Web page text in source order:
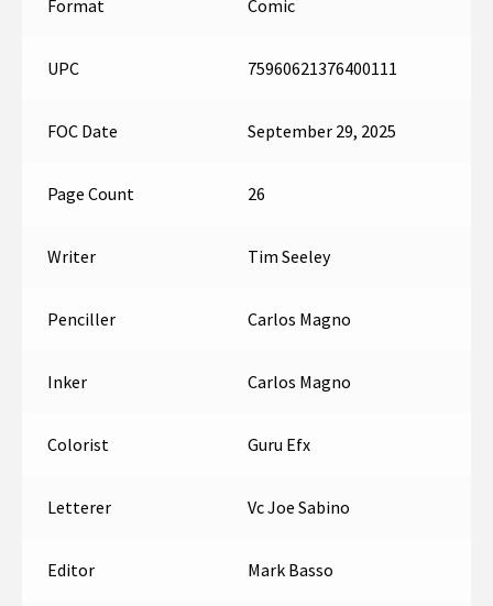
Format Comic
UPC 75960621376400111
FOC Date September 29, 2025
Page Count 26
Writer Tim Seeley
Penciller Carlos Magno
Inker Carlos Magno
Colorist Guru Efx
Letterer Vc Joe Sabino
Editor Mark Basso